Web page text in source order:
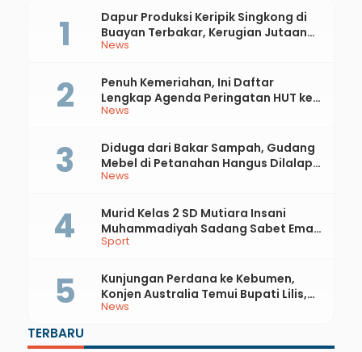
News
Dapur Produksi Keripik Singkong di
Buayan Terbakar, Kerugian Jutaan
Rupiah
News
Penuh Kemeriahan, Ini Daftar
Lengkap Agenda Peringatan HUT ke-
81 RI dan Hari Jadi ke-397 Kabupaten
News
Diduga dari Bakar Sampah, Gudang
Mebel di Petanahan Hangus Dilalap
Api
Sport
Murid Kelas 2 SD Mutiara Insani
Muhammadiyah Sadang Sabet Emas
dan Perak di Kejurda Tapak Suci
News
Kunjungan Perdana ke Kebumen,
Konjen Australia Temui Bupati Lilis,
Ini yang Dibahas
TERBARU